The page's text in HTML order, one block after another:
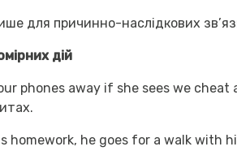
для причинно-наслідкових
дій
phones away if she sees we
homework, he goes for a walk with